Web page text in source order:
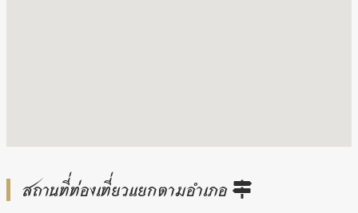
สถานที่ท่องเที่ยวแยกตามอำเภอ